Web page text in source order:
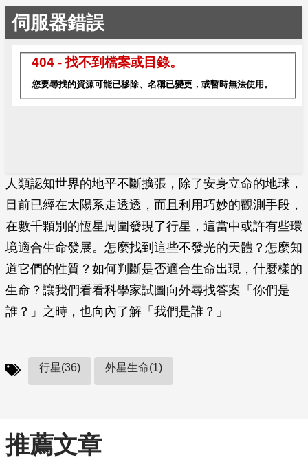
人類認知世界的地平不斷擴張，除了安身立命的地球，
目前已經在太陽系走透透，而且利用巧妙的觀測手段，
在數千顆別的恆星周圍發現了行星，這當中或許有些環
境適合生命發展。怎麼找到這些不發光的天體？怎麼知
道它們的性質？如何判斷是否適合生命出現，什麼樣的
生命？讓我們看看科學家試圖向外尋找答案「你們是
誰？」之時，也向內了解「我們是誰？」
行星(36) 外星生命(1)
推薦文章